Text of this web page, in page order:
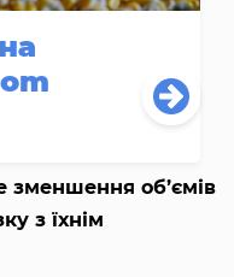
зменшення об’ємів
з їхнім